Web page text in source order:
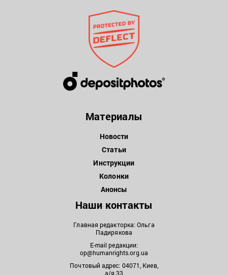
Материалы
Новости
Статьи
Инструкции
Колонки
Анонсы
Наши контакты
Главная редакторка: Ольга
Падирякова
E-mail редакции:
op@humanrights.org.ua
Почтовый адрес: 04071, Киев,
а/я 33